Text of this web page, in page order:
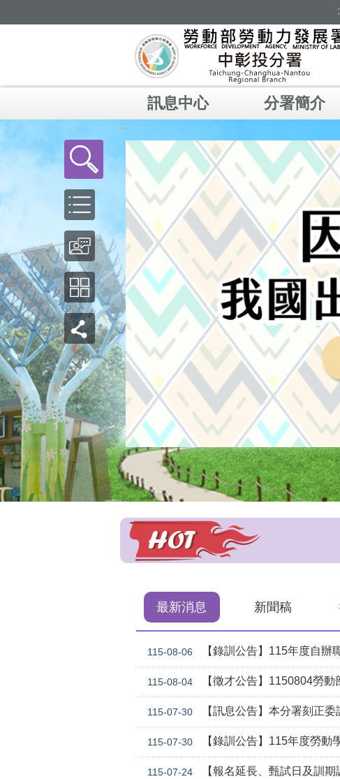
訊息中心 分署簡介
:::
最新消息 新聞稿
115-08-06 【錄訓公告】115年度自辦職前訓練課程「
115-08-04 【徵才公告】1150804勞動部勞動
115-07-30 【訊息公告】本分署刻正委託華威行銷研究
115-07-30 【錄訓公告】115年度勞動學苑自辦在職進修訓練「7204
115-07-24 【報名延長、甄試日及訓期調整】本分署115年自辦在職訓練「